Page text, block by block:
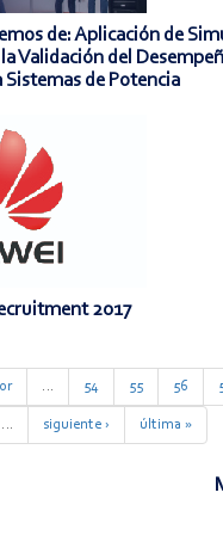
de: Aplicación de
Validación del
de Potencia
2017
54 55 56
siguiente › última »